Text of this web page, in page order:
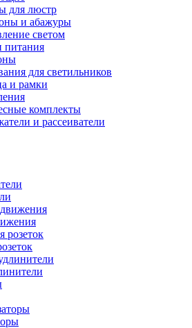
для люстр
и абажуры
светом
питания
для светильников
и рамки
комплекты
и рассеиватели